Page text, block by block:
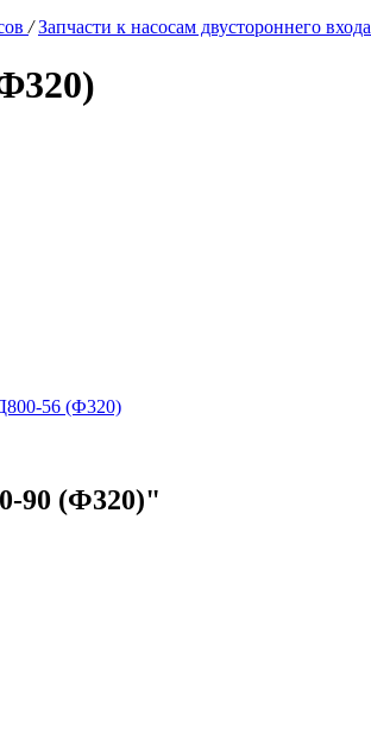
/ Запчасти к насосам двустороннего входа
56 (Ф320)
90 (Ф320)"